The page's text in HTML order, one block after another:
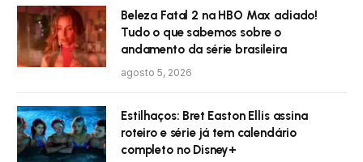
Beleza Fatal 2 na HBO Max adiado!
Tudo o que sabemos sobre o
andamento da série brasileira
agosto 5, 2026
Estilhaços: Bret Easton Ellis assina
roteiro e série já tem calendário
completo no Disney+